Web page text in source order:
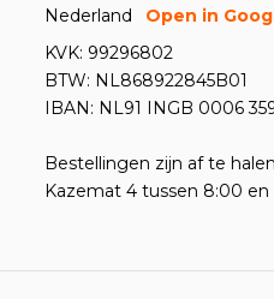
Nederland
Open in
KVK: 99296802
BTW: NL868922845B01
IBAN: NL91 INGB 0006
Bestellingen zijn af te
Kazemat 4 tussen 8:00 en